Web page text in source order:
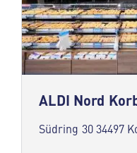
ALDI Nord
Südring 30 34497